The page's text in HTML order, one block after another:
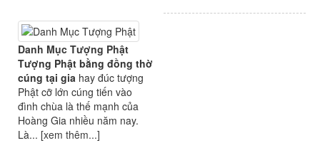
Danh Mục Tượng Phật
Tượng Phật bằng đồng thờ
cúng tại gia hay đúc tượng
Phật cỡ lớn cúng tiến vào
đình chùa là thế mạnh của
Hoàng Gia nhiều năm nay.
Là... [xem thêm...]